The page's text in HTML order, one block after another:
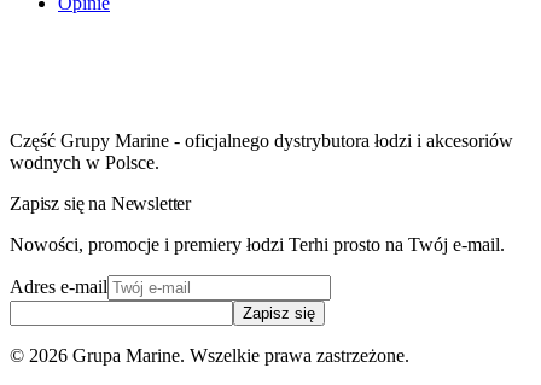
Część Grupy Marine - oficjalnego dystrybutora łodzi i akcesoriów
wodnych w Polsce.
Zapisz się na Newsletter
Nowości, promocje i premiery łodzi Terhi prosto na Twój e-mail.
Adres e-mail
Zapisz się
© 2026 Grupa Marine. Wszelkie prawa zastrzeżone.